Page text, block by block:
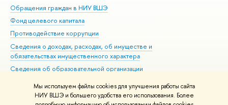
Мы используем файлы cookies для улучшения работы сайта
НИУ ВШЭ и большего удобства его использования. Более
Обращения граждан в НИУ ВШЭ
Фонд целевого капитала
Противодействие коррупции
Сведения о доходах, расходах, об имуществе и
обязательствах имущественного характера
Сведения об образовательной организации
Людям с ограниченными возможностями здоровья
Единая платежная страница